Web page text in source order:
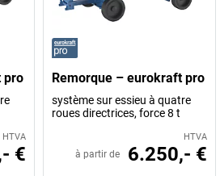
pro
HTVA
€
Remorque – eurokraft pro
système sur essieu à quatre
roues directrices, force 8 t
HTVA
à partir de 6.250,- €